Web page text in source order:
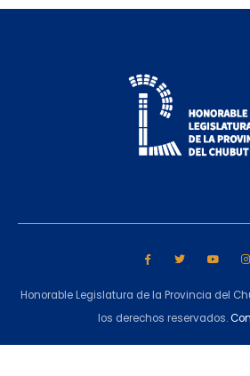
Honorable Legislatura de la Provincia del
los derechos reservados.